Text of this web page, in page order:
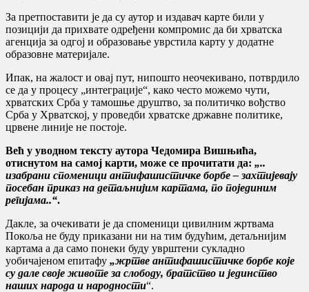
За претпоставити је да су аутор и издавач карте били у
позицији да прихвате одређени компромис да би хрватска
агенција зa oдгoj и oбрaзoвaњe уврстилa карту у дoдaтне
oбрaзoвне мaтeриjaле.
Ипак, на жалост и овај пут, нипошто неочекивано, потврдило
се да у процесу „интеграције“, како често можемо чути,
хрватских Срба у тамошње друштво, за политичко вођство
Срба у Хрватској, у проведби хрватске државне политике,
црвене линије не постоје.
Већ у уводном тексту аутора Чедомира Вишњића,
отиснутом на самој карти, може се прочитати да: „..
изабрани споменици антифашистичке борбе – захтијевају
посебан приказ на детаљнијим картама, по појединим
регијама..“.
Дакле, за очекивати је да споменици цивилним жртвама
Покоља не буду приказани ни на тим будућим, детаљнијим
картама а да само понеки буду уврштени сукладно
уобичајеном епитафу „жртве антифашистичке борбе које
су дале своје животе за слободу, братство и јединство
наших народа и народности“.